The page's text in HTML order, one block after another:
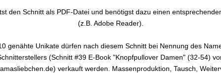
den Schnitt als PDF-Datei und benötigst dazu einen
(z.B. Adobe Reader).
genähte Unikate dürfen nach diesem Schnitt bei Nennung des
(Schnitt #39 E-Book "Knopfpullover Damen" (32-54)
verkauft werden. Massenproduktion, Tausch,